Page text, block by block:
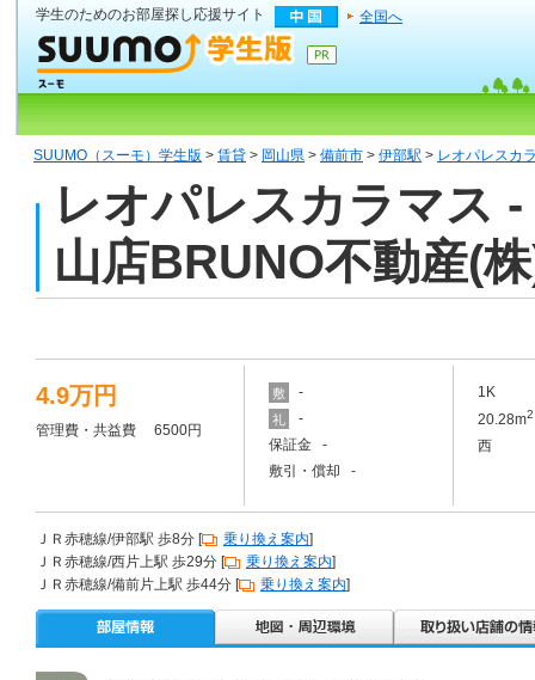
学生のためのお部屋探し応援サイト 全国へ
SUUMO（スーモ）学生版 > 賃貸 > 岡山県 > 備前市 > 伊部駅 > レオパレスカ
レオパレスカラマス
山店BRUNO不動産(
4.9万円
管理費・共益費 6500円
敷 -
礼
-
保証金 -
敷引・償却 -
1K
20.28m2
西
ＪＲ赤穂線/伊部駅 歩8分 [ 乗り換え案内]
ＪＲ赤穂線/西片上駅 歩29分 [
乗り換え案内]
ＪＲ赤穂線/備前片上駅 歩44分 [
乗り換え案内]